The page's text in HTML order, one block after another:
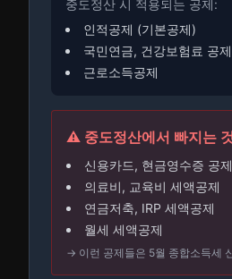
중도정산 시 적용되는 공제:
인적공제 (기본공제)
국민연금, 건강보험료 공제
근로소득공제
⚠️ 중도정산에서 빠지는
신용카드, 현금영수증 공제
의료비, 교육비 세액공제
연금저축, IRP 세액공제
월세 세액공제
→ 이런 공제들은 5월 종합소득세